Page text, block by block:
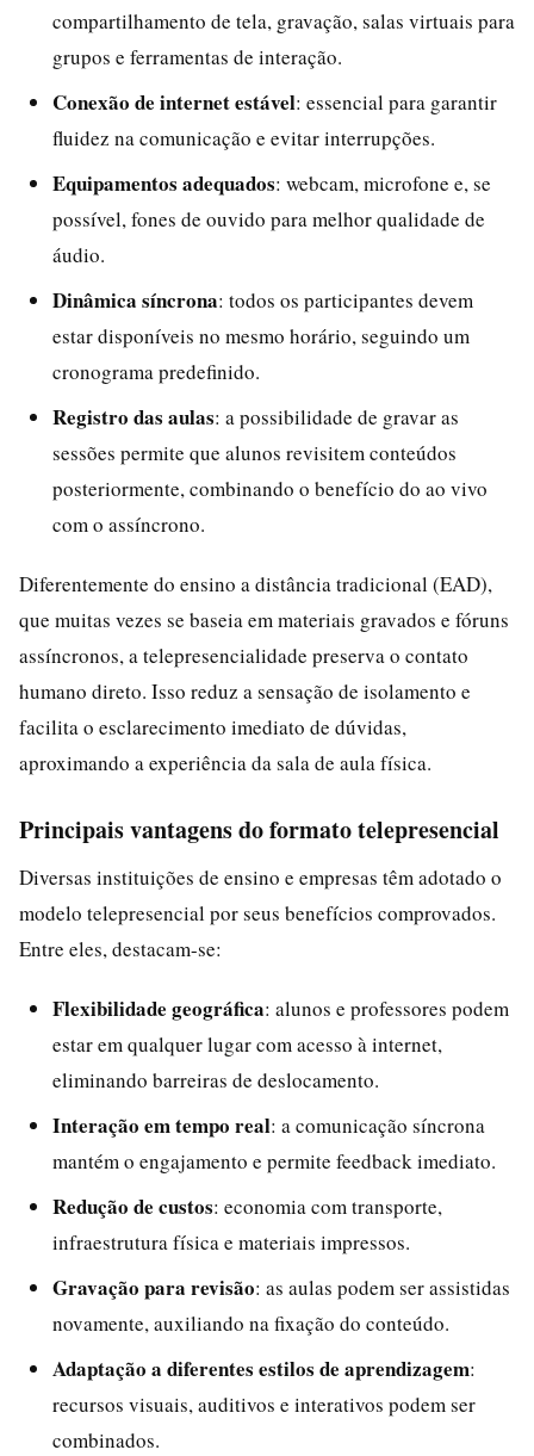
compartilhamento de tela, gravação, salas virtuais para
grupos e ferramentas de interação.
Conexão de internet estável: essencial para garantir
fluidez na comunicação e evitar interrupções.
Equipamentos adequados: webcam, microfone e, se
possível, fones de ouvido para melhor qualidade de
áudio.
Dinâmica síncrona: todos os participantes devem
estar disponíveis no mesmo horário, seguindo um
cronograma predefinido.
Registro das aulas: a possibilidade de gravar as
sessões permite que alunos revisitem conteúdos
posteriormente, combinando o benefício do ao vivo
com o assíncrono.
Diferentemente do ensino a distância tradicional (EAD),
que muitas vezes se baseia em materiais gravados e fóruns
assíncronos, a telepresencialidade preserva o contato
humano direto. Isso reduz a sensação de isolamento e
facilita o esclarecimento imediato de dúvidas,
aproximando a experiência da sala de aula física.
Principais vantagens do formato telepresencial
Diversas instituições de ensino e empresas têm adotado o
modelo telepresencial por seus benefícios comprovados.
Entre eles, destacam-se:
Flexibilidade geográfica: alunos e professores podem
estar em qualquer lugar com acesso à internet,
eliminando barreiras de deslocamento.
Interação em tempo real: a comunicação síncrona
mantém o engajamento e permite feedback imediato.
Redução de custos: economia com transporte,
infraestrutura física e materiais impressos.
Gravação para revisão: as aulas podem ser assistidas
novamente, auxiliando na fixação do conteúdo.
Adaptação a diferentes estilos de aprendizagem:
recursos visuais, auditivos e interativos podem ser
combinados.